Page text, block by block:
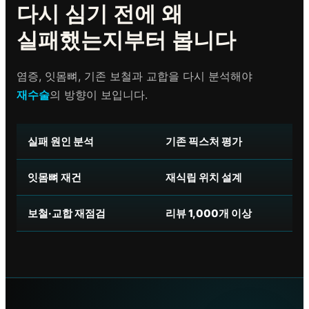
다시 심기 전에 왜
실패했는지부터 봅니다
염증, 잇몸뼈, 기존 보철과 교합을 다시 분석해야
재수술의 방향이 보입니다.
실패 원인 분석 기존 픽스처 평가
잇몸뼈 재건 재식립 위치 설계
보철·교합 재점검 리뷰 1,000개 이상